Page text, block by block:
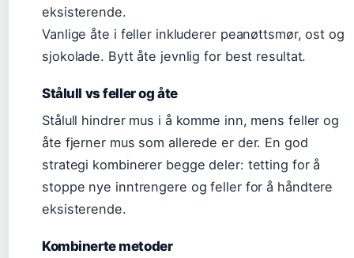
eksisterende.
Vanlige åte i feller inkluderer peanøttsmør, ost og
sjokolade. Bytt åte jevnlig for best resultat.
Stålull vs feller og åte
Stålull hindrer mus i å komme inn, mens feller og
åte fjerner mus som allerede er der. En god
strategi kombinerer begge deler: tetting for å
stoppe nye inntrengere og feller for å håndtere
eksisterende.
Kombinerte metoder